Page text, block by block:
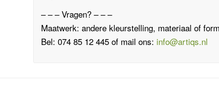
– – – Vragen? – – –
Maatwerk: andere kleurstelling, materiaal of
Bel: 074 85 12 445 of mail ons: info@artiqs.nl